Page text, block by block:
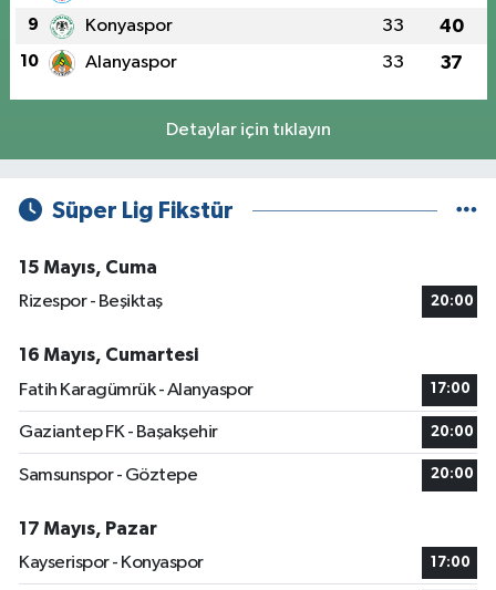
9 Konyaspor 33 40
10 Alanyaspor 33 37
Detaylar için tıklayın
Süper Lig Fikstür
15 Mayıs, Cuma
Rizespor - Beşiktaş
20:00
16 Mayıs, Cumartesi
Fatih Karagümrük - Alanyaspor
17:00
Gaziantep FK - Başakşehir 20:00
Samsunspor - Göztepe 20:00
17 Mayıs, Pazar
Kayserispor - Konyaspor
17:00